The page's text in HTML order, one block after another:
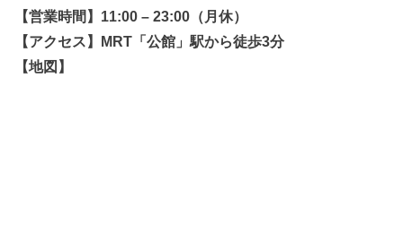
【営業時間】11:00 – 23:00（月休）
【アクセス】MRT「公館」駅から徒歩3分
【地図】